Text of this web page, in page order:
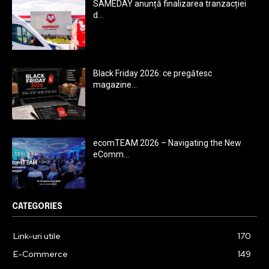
SAMEDAY anunță finalizarea tranzacției
d...
Black Friday 2026: ce pregătesc
magazine...
ecomTEAM 2026 – Navigating the New
eComm...
CATEGORIES
Link-uri utile
170
E-Commerce
149